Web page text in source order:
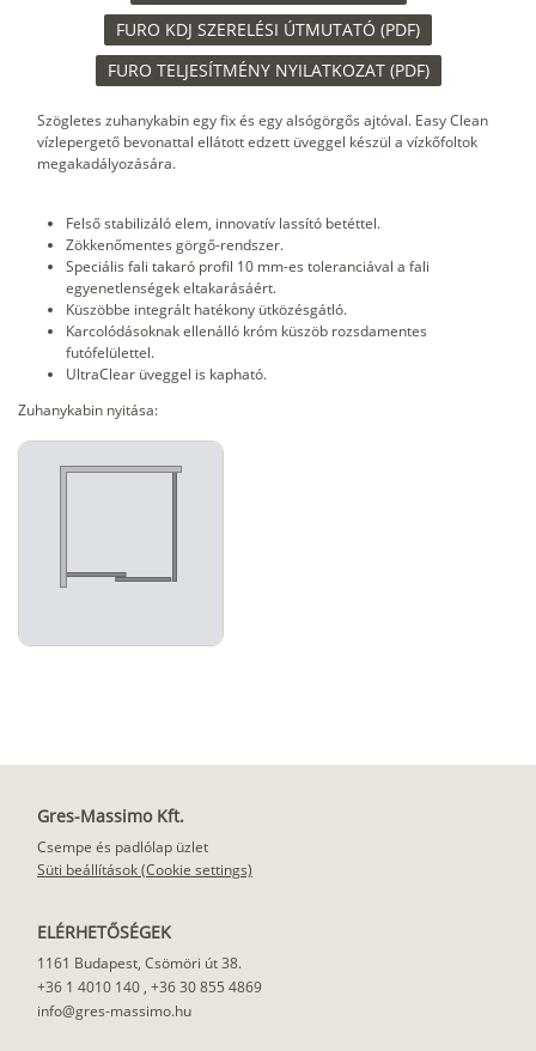
FURO KDJ SZERELÉSI ÚTMUTATÓ (PDF)
FURO TELJESÍTMÉNY NYILATKOZAT (PDF)
Szögletes zuhanykabin egy fix és egy alsógörgős ajtóval. Easy Clean
vízlepergető bevonattal ellátott edzett üveggel készül a vízkőfoltok
megakadályozására.
Felső stabilizáló elem, innovatív lassító betéttel.
Zökkenőmentes görgő-rendszer.
Speciális fali takaró profil 10 mm-es toleranciával a fali
egyenetlenségek eltakarásáért.
Küszöbbe integrált hatékony ütközésgátló.
Karcolódásoknak ellenálló króm küszöb rozsdamentes
futófelülettel.
UltraClear üveggel is kapható.
Zuhanykabin nyitása:
Gres-Massimo Kft.
Csempe és padlólap üzlet
Süti beállítások (Cookie settings)
ELÉRHETŐSÉGEK
1161 Budapest, Csömöri út 38.
+36 1 4010 140, +36 30 855 4869
info@gres-massimo.hu